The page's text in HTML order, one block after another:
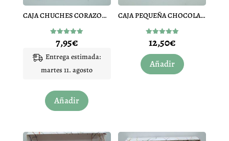
CAJA CHUCHES CORAZON MELOCOTON MEDIANA
Valorado
con
de 5
7,95€
Entrega estimada:
martes 11. agosto
Añadir
CAJA PEQUEÑA CHOCOLATES
Valorado
con
12,50€
Añadir